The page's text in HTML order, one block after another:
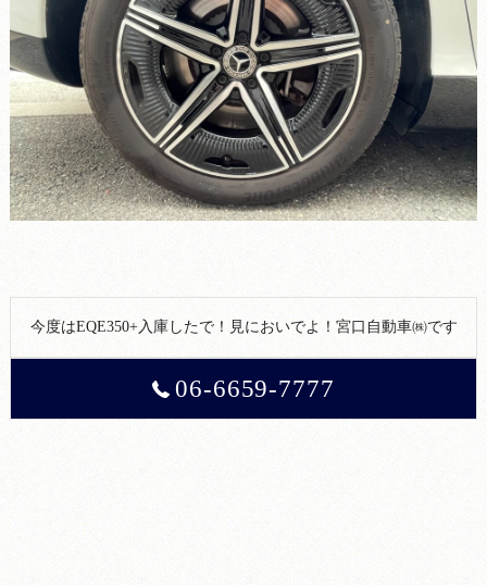
今度はEQE350+入庫したで！見においでよ！宮口自動車㈱です
06-6659-7777